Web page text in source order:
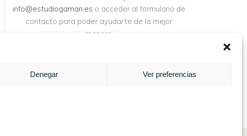
Denegar Ver preferencias
info@estudiogaman.es o acceder al formulario de
contacto para poder ayudarte de la mejor
manera.